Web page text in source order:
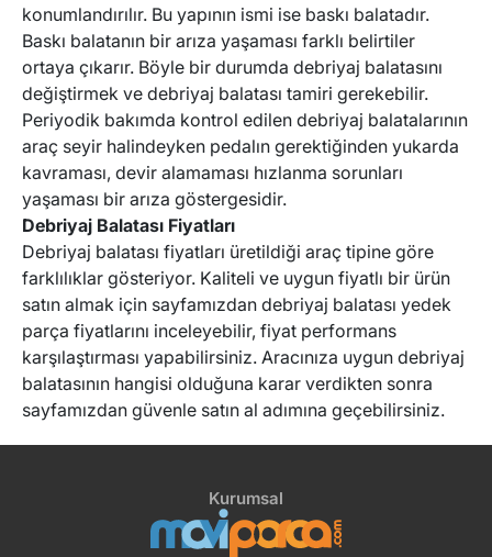
konumlandırılır. Bu yapının ismi ise baskı balatadır.
Baskı balatanın bir arıza yaşaması farklı belirtiler
ortaya çıkarır. Böyle bir durumda debriyaj balatasını
değiştirmek ve debriyaj balatası tamiri gerekebilir.
Periyodik bakımda kontrol edilen debriyaj balatalarının
araç seyir halindeyken pedalın gerektiğinden yukarda
kavraması, devir alamaması hızlanma sorunları
yaşaması bir arıza göstergesidir.
Debriyaj Balatası Fiyatları
Debriyaj balatası fiyatları üretildiği araç tipine göre
farklılıklar gösteriyor. Kaliteli ve uygun fiyatlı bir ürün
satın almak için sayfamızdan debriyaj balatası yedek
parça fiyatlarını inceleyebilir, fiyat performans
karşılaştırması yapabilirsiniz. Aracınıza uygun debriyaj
balatasının hangisi olduğuna karar verdikten sonra
sayfamızdan güvenle satın al adımına geçebilirsiniz.
Kurumsal